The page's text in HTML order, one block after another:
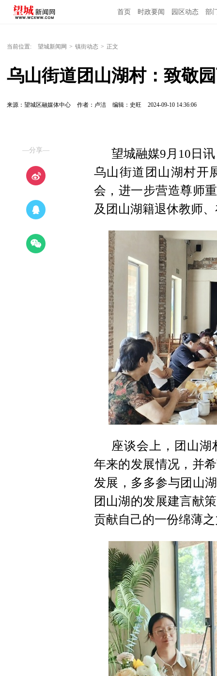
首页 时政要闻 园区动态 部
当前位置: 望城新闻网 > 镇街动态 > 正文
乌山街道团山湖村：致敬
来源：望城区融媒体中心 作者：卢洁 编辑：史旺 2024-09-10 14:36:06
—分享—
望城融媒9月10日
乌山街道团山湖村开
会，进一步营造尊师
及团山湖籍退休教师
座谈会上，团山
年来的发展情况，并
发展，多多参与团山
团山湖的发展建言献
贡献自己的一份绵薄